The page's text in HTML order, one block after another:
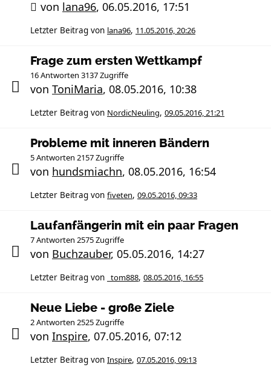
von lana96, 06.05.2016, 17:51
Letzter Beitrag von lana96, 11.05.2016, 20:26
Frage zum ersten Wettkampf
16 Antworten 3137 Zugriffe
von ToniMaria, 08.05.2016, 10:38
Letzter Beitrag von NordicNeuling, 09.05.2016, 21:21
Probleme mit inneren Bändern
5 Antworten 2157 Zugriffe
von hundsmiachn, 08.05.2016, 16:54
Letzter Beitrag von fiveten, 09.05.2016, 09:33
Laufanfängerin mit ein paar Fragen
7 Antworten 2575 Zugriffe
von Buchzauber, 05.05.2016, 14:27
Letzter Beitrag von _tom888, 08.05.2016, 16:55
Neue Liebe - große Ziele
2 Antworten 2525 Zugriffe
von Inspire, 07.05.2016, 07:12
Letzter Beitrag von Inspire, 07.05.2016, 09:13